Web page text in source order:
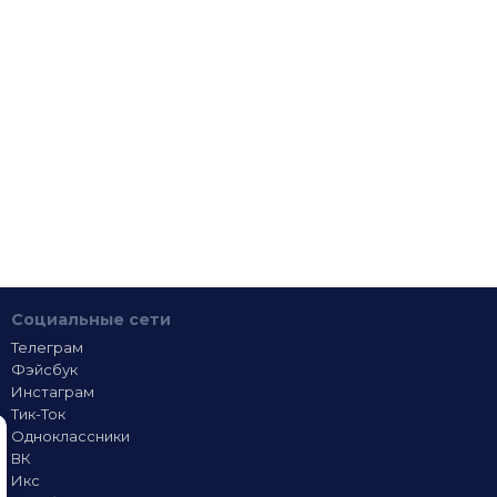
Социальные сети
Телеграм
Фэйсбук
Инстаграм
Тик-Ток
Одноклассники
ВК
Икс